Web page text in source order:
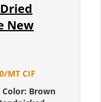
New
MT CIF
Color: Brown